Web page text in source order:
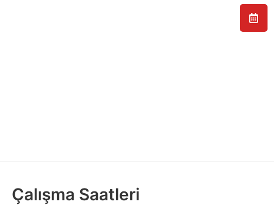
Çalışma Saatleri